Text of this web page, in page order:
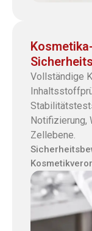
Vollständige
Notifizierung,
Zellebene.